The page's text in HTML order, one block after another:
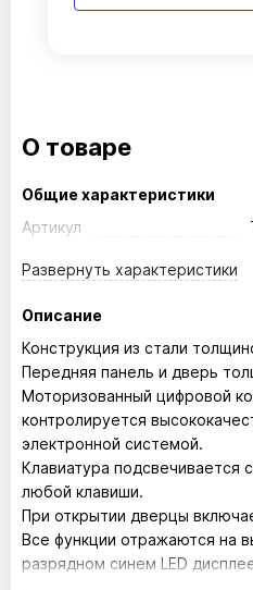
О товаре
Общие характеристики
Артикул
Развернуть характеристики
Описание
Конструкция из стали
Передняя панель и дверь
Моторизованный цифровой
контролируется
электронной системой.
Клавиатура подсвечивается
любой клавиши.
При открытии дверцы
Все функции отражаются на
разрядном синем LED